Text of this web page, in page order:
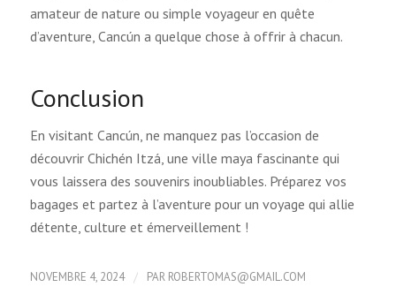
amateur de nature ou simple voyageur en quête
d’aventure, Cancún a quelque chose à offrir à chacun.
Conclusion
En visitant Cancún, ne manquez pas l’occasion de
découvrir Chichén Itzá, une ville maya fascinante qui
vous laissera des souvenirs inoubliables. Préparez vos
bagages et partez à l’aventure pour un voyage qui allie
détente, culture et émerveillement !
NOVEMBRE 4, 2024 / PAR ROBERTOMAS@GMAIL.COM